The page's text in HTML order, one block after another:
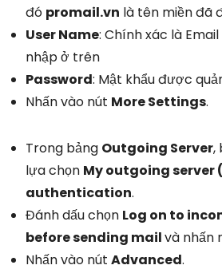
đó promail.vn là tên miền đã
User Name: Chính xác là
nhập ở trên
Password: Mật khẩu được
Nhấn vào nút More Settings.
Trong bảng Outgoing Server,
lựa chọn My outgoing server
authentication.
Đánh dấu chọn Log on to
before sending mailvà nhấn
Nhấn vào nút Advanced.